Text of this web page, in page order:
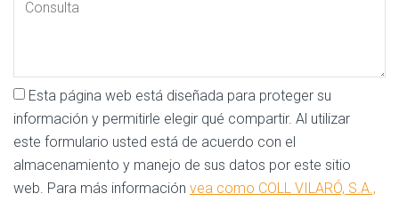
Esta página web está diseñada para proteger su
información y permitirle elegir qué compartir. Al utilizar
este formulario usted está de acuerdo con el
almacenamiento y manejo de sus datos por este sitio
web. Para más información vea como COLL VILARÓ, S.A.,